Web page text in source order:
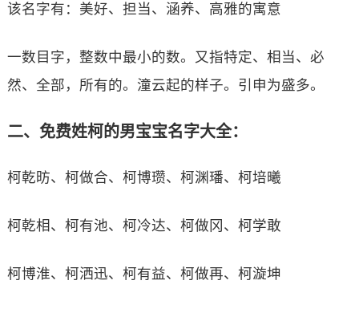
该名字有：美好、担当、涵养、高雅的寓意
一数目字，整数中最小的数。又指特定、相当、必
然、全部，所有的。潼云起的样子。引申为盛多。
二、免费姓柯的男宝宝名字大全：
柯乾昉、柯做合、柯博瓒、柯渊璠、柯培曦
柯乾相、柯有池、柯冷达、柯做冈、柯学敢
柯博淮、柯洒迅、柯有益、柯做再、柯漩坤